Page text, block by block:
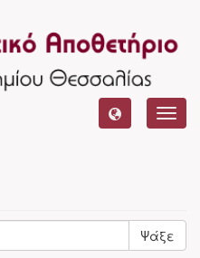
Ψάξε